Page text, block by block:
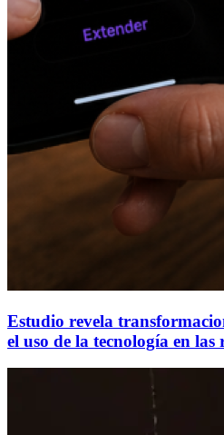
Estudio revela
el uso de la tecnología en las